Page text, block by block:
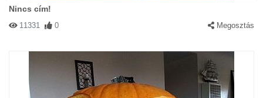
Nincs cím!
11331 0 Megosztás